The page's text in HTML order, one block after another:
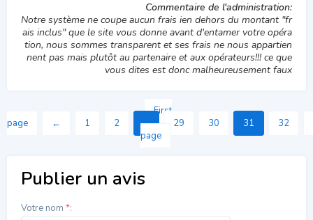
Commentaire de l'administration:
Notre système ne coupe aucun frais ien dehors du montant "fr
ais inclus" que le site vous donne avant d'entamer votre opéra
tion, nous sommes transparent et ses frais ne nous appartien
nent pas mais plutôt au partenaire et aux opérateurs!!! ce que
vous dites est donc malheureusement faux
First
page
← 1 2 ... 29 30 31
32
page
Publier un avis
Votre nom *: